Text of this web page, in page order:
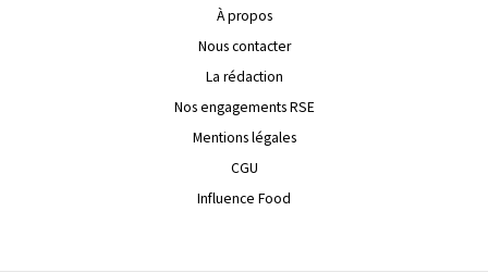
À propos
Nous contacter
La rédaction
Nos engagements RSE
Mentions légales
CGU
Influence Food